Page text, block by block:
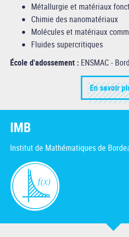
Métallurgie et matériaux
Chimie des nanomatériaux
Molécules et matériaux
Fluides supercritiques
École d'adossement : ENSMAC -
En savoir
IMB
Institut de Mathématiques de